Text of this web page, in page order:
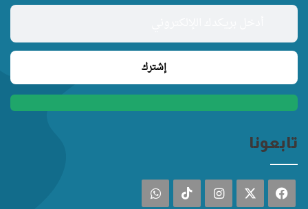
تابعونا
فيسبوك انستقرام ‫TikTokواتساب